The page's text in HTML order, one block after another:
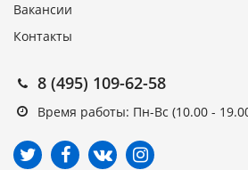
Вакансии
Контакты
8 (495) 109-62-58
Время работы: Пн-Вс (10.00 -